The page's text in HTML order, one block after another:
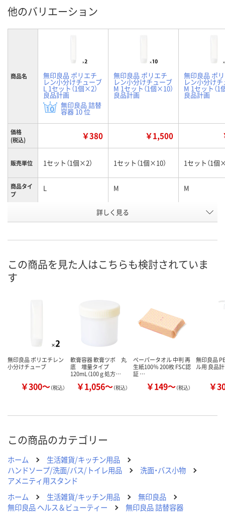
他のバリエーション
商品名 無印良品 ポリエチ
レン小分けチューブ
L 1セット（1個×2）
良品計画
無印良品 詰替
容器 10 位
無印良品 ポリエチ
レン小分けチューブ
M 1セット（1個×10）
良品計画
無印良品 ポ
レン小分け
M 1セット（1
良品計画
価格
(税込)
￥380 ￥1,500
販売単位 1セット（1個×2） 1セット（1個×10） 1セット（1個
商品タイ
プ
L M M
XH88887 XH88875
8月9日（日）
詳しく見る
この商品を見た人はこちらも検討されていま
す
無印良品 ポリエチレン
小分けチューブ
￥300～（税込）
軟膏容器 軟膏ツボ 丸
底 増量タイプ
120mL（100ｇ処方…
￥1,056～（税込）
ペーパータオル 中判 再
生紙100％ 200枚 FSC認
証 …
￥149～（税込）
無印良品
ル用 良品
￥
この商品のカテゴリー
ホーム
生活雑貨/キッチン用品
ハンドソープ/洗面/バス/トイレ用品
洗面・バス小物
アメニティ用スタンド
ホーム
生活雑貨/キッチン用品
無印良品
無印良品 ヘルス＆ビューティー
無印良品 詰替容器